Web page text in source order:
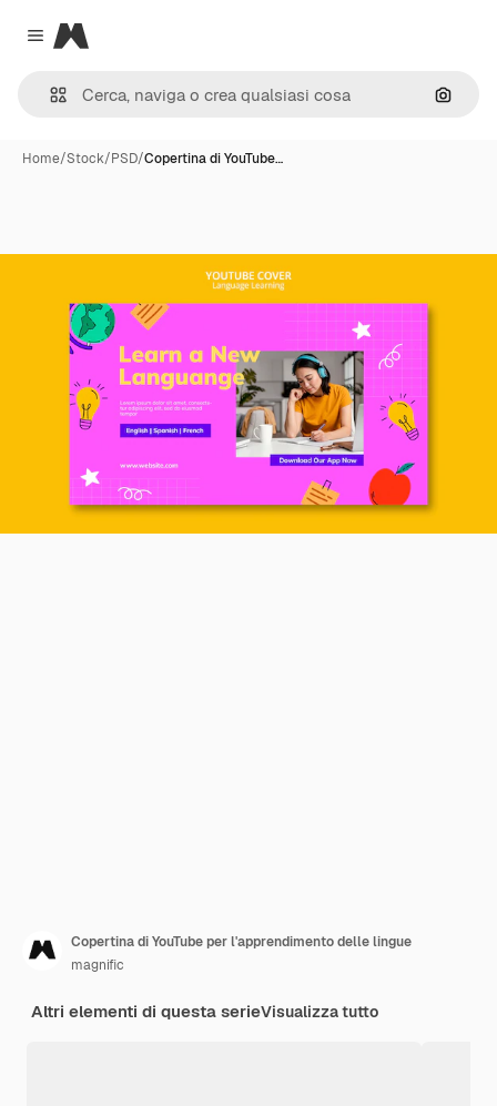
Close menu
Magnific
Cerca
Home/Stock/PSD/Copertina di YouTube…
Copertina di YouTube per l'apprendimento delle lingue
magnific
Altri elementi di questa serieVisualizza tutto